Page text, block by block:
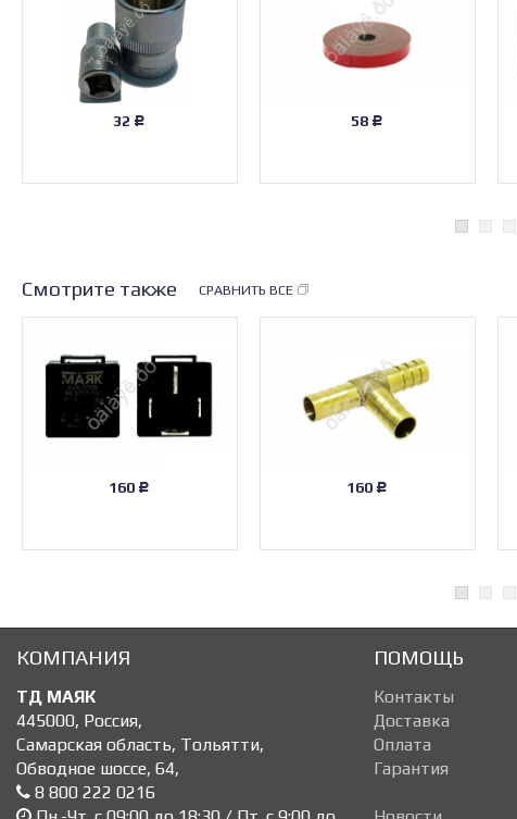
32 Р 58 Р
Смотрите также СРАВНИТЬ ВСЕ
160 Р 160 Р
КОМПАНИЯ
ТД МАЯК
445000, Россия,
Самарская область, Тольятти,
Обводное шоссе, 64,
8 800 222 0216
ПОМОЩЬ
Контакты
Доставка
Оплата
Гарантия